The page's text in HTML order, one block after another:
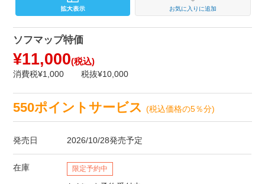
お気に入りに追加
ソフマップ特価
¥11,000(税込)
消費税¥1,000 税抜¥10,000
550ポイントサービス(税込価格の5％分)
発売日 2026/10/28発売予定
在庫 限定予約中